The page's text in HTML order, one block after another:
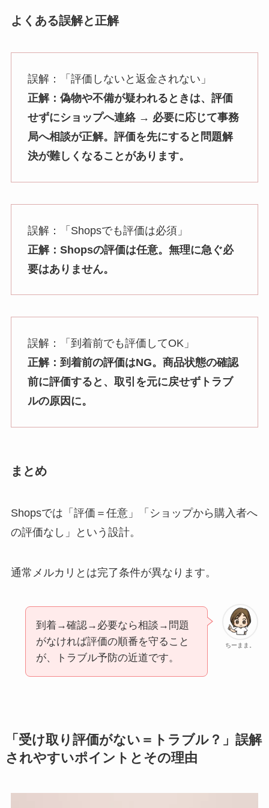
よくある誤解と正解
誤解：「評価しないと返金されない」
正解：偽物や不備が疑われるときは、評価
せずにショップへ連絡 → 必要に応じて事務
局へ相談が正解。評価を先にすると問題解
決が難しくなることがあります。
誤解：「Shopsでも評価は必須」
正解：Shopsの評価は任意。無理に急ぐ必
要はありません。
誤解：「到着前でも評価してOK」
正解：到着前の評価はNG。商品状態の確認
前に評価すると、取引を元に戻せずトラブ
ルの原因に。
まとめ
Shopsでは「評価＝任意」「ショップから購入者へ
の評価なし」という設計。
通常メルカリとは完了条件が異なります。
ちーまま。
到着→確認→必要なら相談→問題
がなければ評価の順番を守ること
が、トラブル予防の近道です。
「受け取り評価がない＝トラブル？」誤解
されやすいポイントとその理由